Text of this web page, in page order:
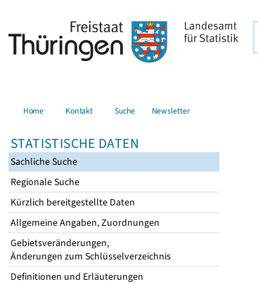
Home Kontakt Suche Newsletter
STATISTISCHE DATEN
Sachliche Suche
Regionale Suche
Kürzlich bereitgestellte Daten
Allgemeine Angaben, Zuordnungen
Gebietsveränderungen,
Änderungen zum Schlüsselverzeichnis
Definitionen und Erläuterungen